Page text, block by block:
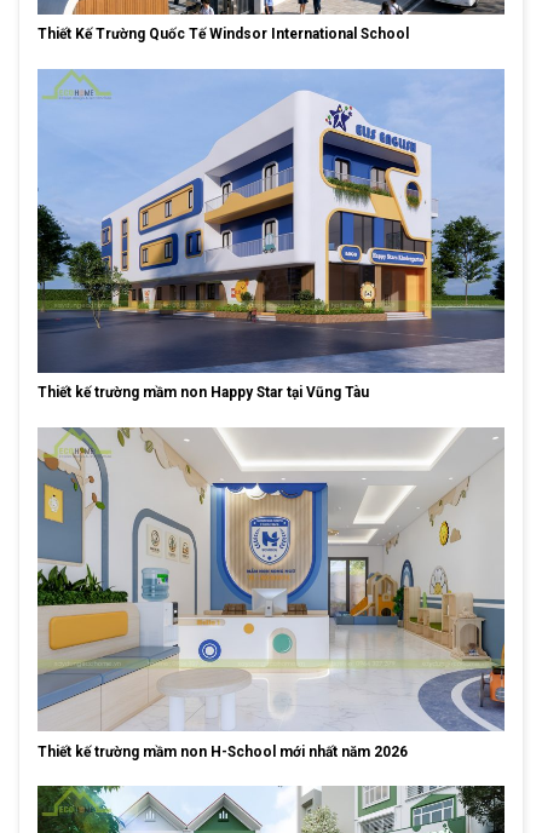
Thiết Kế Trường Quốc Tế Windsor International School
Thiết kế trường mầm non Happy Star tại Vũng Tàu
Thiết kế trường mầm non H-School mới nhất năm 2026